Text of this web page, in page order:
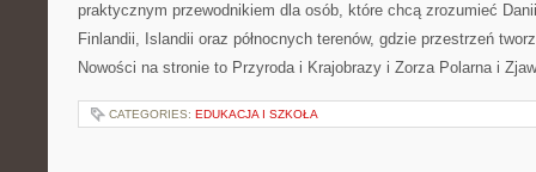
praktycznym przewodnikiem dla osób, które chcą zrozumieć
Finlandii, Islandii oraz północnych terenów, gdzie przestrzeń
Nowości na stronie to Przyroda i Krajobrazy i Zorza Polarna i
CATEGORIES: EDUKACJA I SZKOŁA